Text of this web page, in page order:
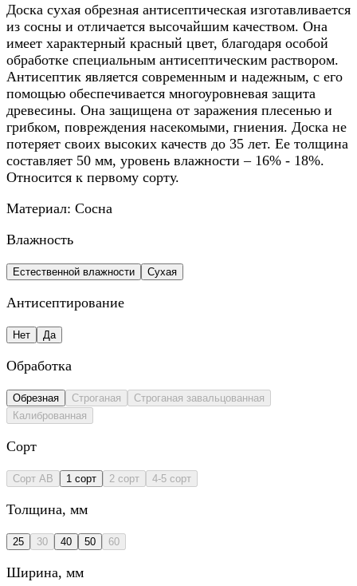
Доска сухая обрезная антисептическая изготавливается
из сосны и отличается высочайшим качеством. Она
имеет характерный красный цвет, благодаря особой
обработке специальным антисептическим раствором.
Антисептик является современным и надежным, с его
помощью обеспечивается многоуровневая защита
древесины. Она защищена от заражения плесенью и
грибком, повреждения насекомыми, гниения. Доска не
потеряет своих высоких качеств до 35 лет. Ее толщина
составляет 50 мм, уровень влажности – 16% - 18%.
Относится к первому сорту.
Материал: Сосна
Влажность
Естественной влажности Сухая
Антисептирование
Нет Да
Обработка
Обрезная Строганая
Строганая завальцованная
Калиброванная
Сорт
Сорт AB 1 сорт 2 сорт 4-5 сорт
Толщина, мм
25 30 40 50 60
Ширина, мм